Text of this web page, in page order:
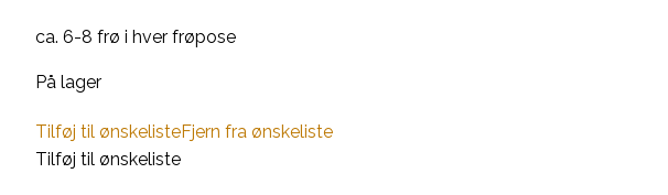
ca. 6-8 frø i hver frøpose
På lager
Tilføj til ønskelisteFjern fra ønskeliste
Tilføj til ønskeliste